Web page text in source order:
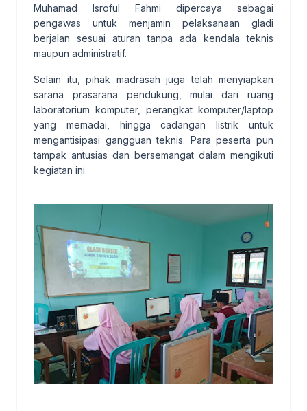
Muhamad Isroful Fahmi dipercaya sebagai
pengawas untuk menjamin pelaksanaan gladi
berjalan sesuai aturan tanpa ada kendala teknis
maupun administratif.
Selain itu, pihak madrasah juga telah menyiapkan
sarana prasarana pendukung, mulai dari ruang
laboratorium komputer, perangkat komputer/laptop
yang memadai, hingga cadangan listrik untuk
mengantisipasi gangguan teknis. Para peserta pun
tampak antusias dan bersemangat dalam mengikuti
kegiatan ini.